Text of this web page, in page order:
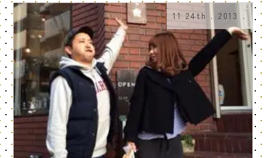
11 24th . 2013 .